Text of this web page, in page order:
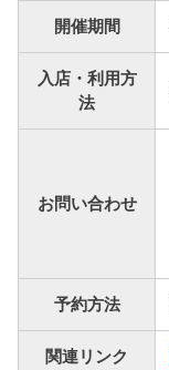
開催期間
入店・利用方
法
お問い合わせ
予約方法
関連リンク